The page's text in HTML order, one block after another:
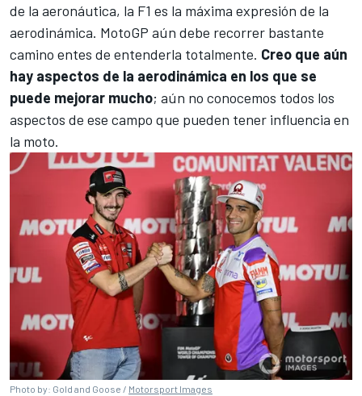
de la aeronáutica, la F1 es la máxima expresión de la
aerodinámica. MotoGP aún debe recorrer bastante
camino entes de entenderla totalmente. Creo que aún
hay aspectos de la aerodinámica en los que se
puede mejorar mucho; aún no conocemos todos los
aspectos de ese campo que pueden tener influencia en
la moto.
Photo by: Gold and Goose / Motorsport Images